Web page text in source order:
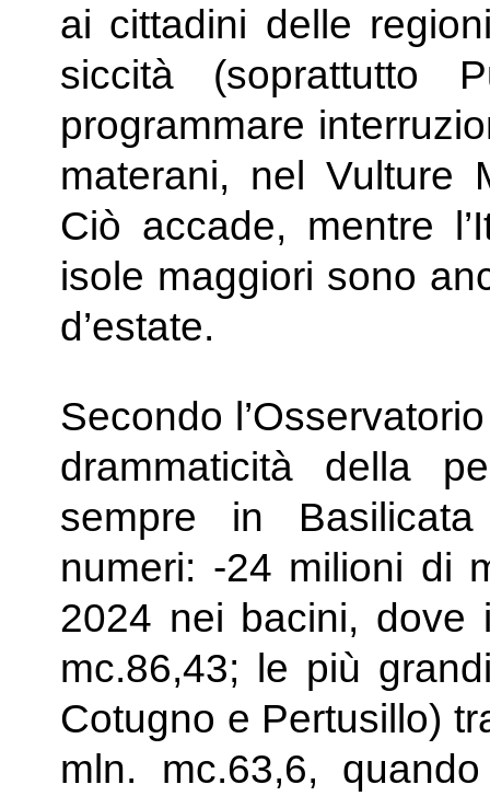
ai cittadini delle
siccità (soprattutto
programmare
materani, nel Vulture
Ciò accade, mentre
isole maggiori sono
d’estate.
Secondo
drammaticità della
sempre in
numeri: -24 milioni di
2024 nei bacini, dove
mc.86,43; le più
Cotugno e Pertusillo)
mln. mc.63,6,